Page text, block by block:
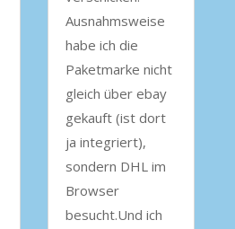
Ausnahmsweise
habe ich die
Paketmarke nicht
gleich über ebay
gekauft (ist dort
ja integriert),
sondern DHL im
Browser
besucht.Und ich